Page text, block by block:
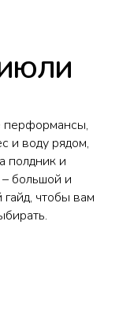
перформансы,
и воду рядом,
полдник и
большой и
чтобы вам